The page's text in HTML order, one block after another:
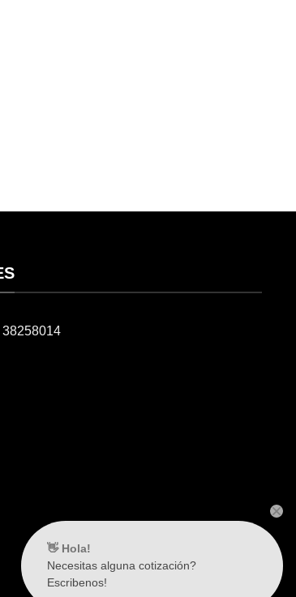
38258014
👋 Hola!
Necesitas alguna cotización?
Escribenos!